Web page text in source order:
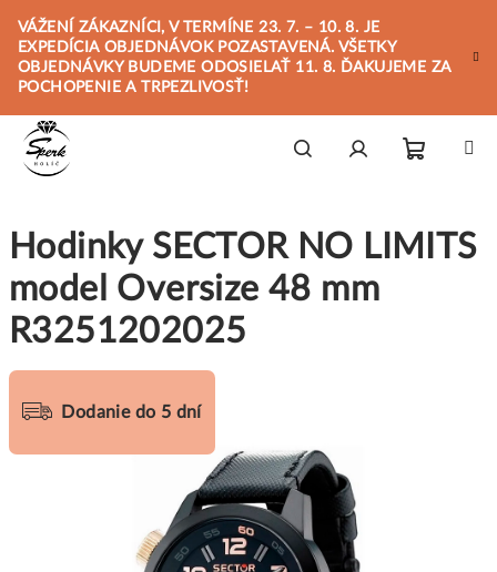
obsah
VÁŽENÍ ZÁKAZNÍCI, V TERMÍNE 23. 7. – 10. 8. JE
EXPEDÍCIA OBJEDNÁVOK POZASTAVENÁ. VŠETKY
OBJEDNÁVKY BUDEME ODOSIELAŤ 11. 8. ĎAKUJEME ZA
POCHOPENIE A TRPEZLIVOSŤ!
košík
Hodinky SECTOR NO LIMITS
model Oversize 48 mm
R3251202025
Dodanie do 5 dní